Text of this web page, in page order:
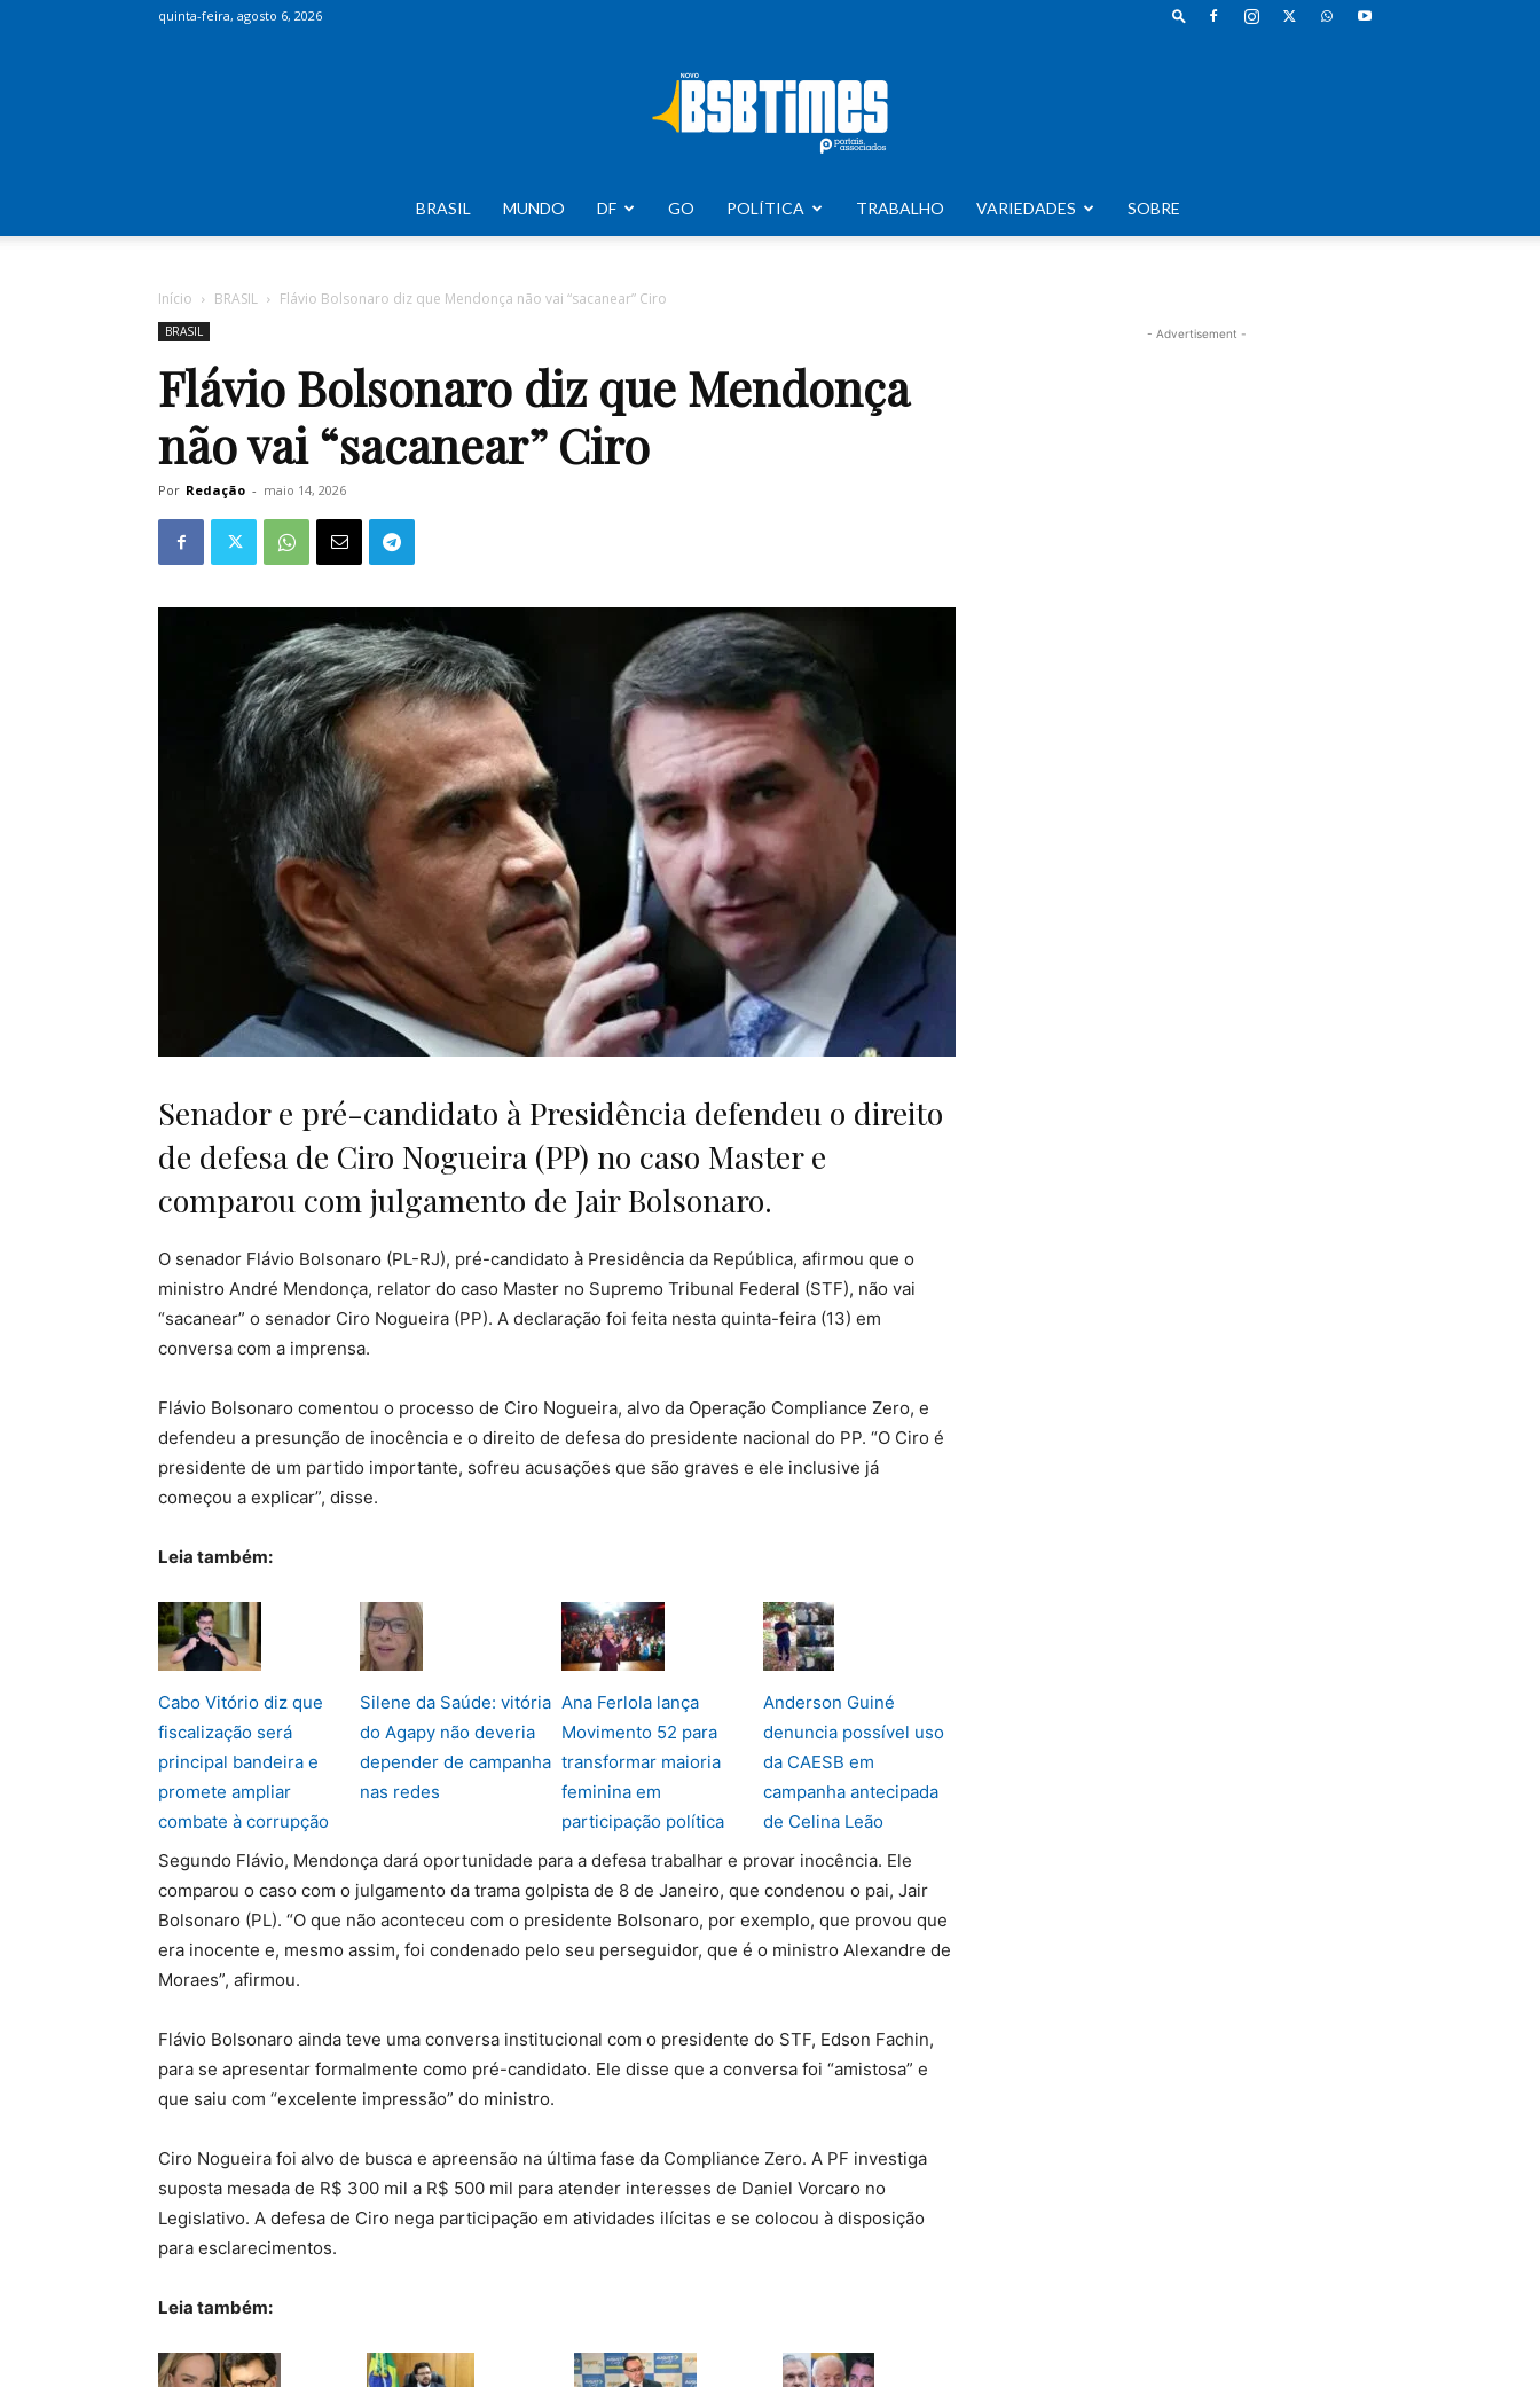
quinta-feira, agosto 6, 2026
Times
BRASIL MUNDO DF GO POLÍTICA TRABALHO VARIEDADES SOBRE
Início BRASIL Flávio Bolsonaro diz que Mendonça não vai “sacanear” Ciro
BRASIL
Flávio Bolsonaro diz que Mendonça
não vai “sacanear” Ciro
Por Redação - maio 14, 2026
Senador e pré-candidato à Presidência defendeu o direito
de defesa de Ciro Nogueira (PP) no caso Master e
comparou com julgamento de Jair Bolsonaro.
O senador Flávio Bolsonaro (PL-RJ), pré-candidato à Presidência da República, afirmou que o
ministro André Mendonça, relator do caso Master no Supremo Tribunal Federal (STF), não vai
“sacanear” o senador Ciro Nogueira (PP). A declaração foi feita nesta quinta-feira (13) em
conversa com a imprensa.
Flávio Bolsonaro comentou o processo de Ciro Nogueira, alvo da Operação Compliance Zero, e
defendeu a presunção de inocência e o direito de defesa do presidente nacional do PP. “O Ciro é
presidente de um partido importante, sofreu acusações que são graves e ele inclusive já
começou a explicar”, disse.
Leia também:
Cabo Vitório diz que
fiscalização será
principal bandeira e
promete ampliar
combate à corrupção
Silene da Saúde: vitória
do Agapy não deveria
depender de campanha
nas redes
Ana Ferlola lança
Movimento 52 para
transformar maioria
feminina em
participação política
Anderson Guiné
denuncia possível uso
da CAESB em
campanha antecipada
de Celina Leão
Segundo Flávio, Mendonça dará oportunidade para a defesa trabalhar e provar inocência. Ele
comparou o caso com o julgamento da trama golpista de 8 de Janeiro, que condenou o pai, Jair
Bolsonaro (PL). “O que não aconteceu com o presidente Bolsonaro, por exemplo, que provou que
era inocente e, mesmo assim, foi condenado pelo seu perseguidor, que é o ministro Alexandre de
Moraes”, afirmou.
Flávio Bolsonaro ainda teve uma conversa institucional com o presidente do STF, Edson Fachin,
para se apresentar formalmente como pré-candidato. Ele disse que a conversa foi “amistosa” e
que saiu com “excelente impressão” do ministro.
Ciro Nogueira foi alvo de busca e apreensão na última fase da Compliance Zero. A PF investiga
suposta mesada de R$ 300 mil a R$ 500 mil para atender interesses de Daniel Vorcaro no
Legislativo. A defesa de Ciro nega participação em atividades ilícitas e se colocou à disposição
para esclarecimentos.
Leia também:
- Advertisement -